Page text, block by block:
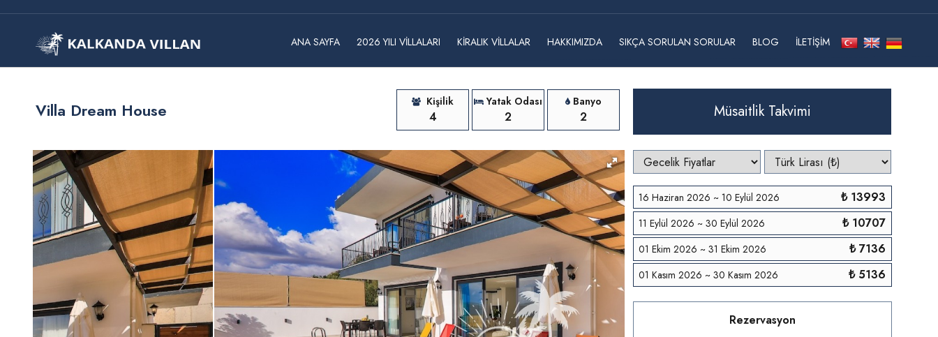
ANA SAYFA 2026 YILI VILLALARI KIRALIK VILLALAR HAKKIMIZDA SIKÇA SORULAN SORULAR BLOG İLETIŞIM
Villa Dream House Kişilik
4
Yatak Odası
2
Banyo
2 Müsaitlik Takvimi
16 Haziran 2026 ~ 10 Eylül 2026 ₺ 13993
11 Eylül 2026 ~ 30 Eylül 2026 ₺ 10707
01 Ekim 2026 ~ 31 Ekim 2026 ₺ 7136
01 Kasım 2026 ~ 30 Kasım 2026 ₺ 5136
Rezervasyon